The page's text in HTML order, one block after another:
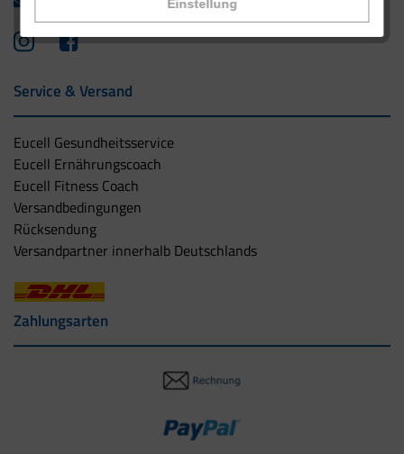
Einstellung
Service & Versand
Eucell Gesundheitsservice
Eucell Ernährungscoach
Eucell Fitness Coach
Versandbedingungen
Rücksendung
Versandpartner innerhalb Deutschlands
Zahlungsarten